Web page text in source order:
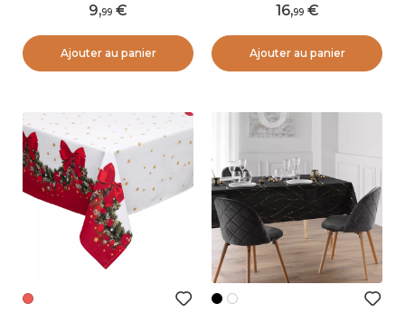
9,99
Ajouter au panier
16,99
Ajouter au panier